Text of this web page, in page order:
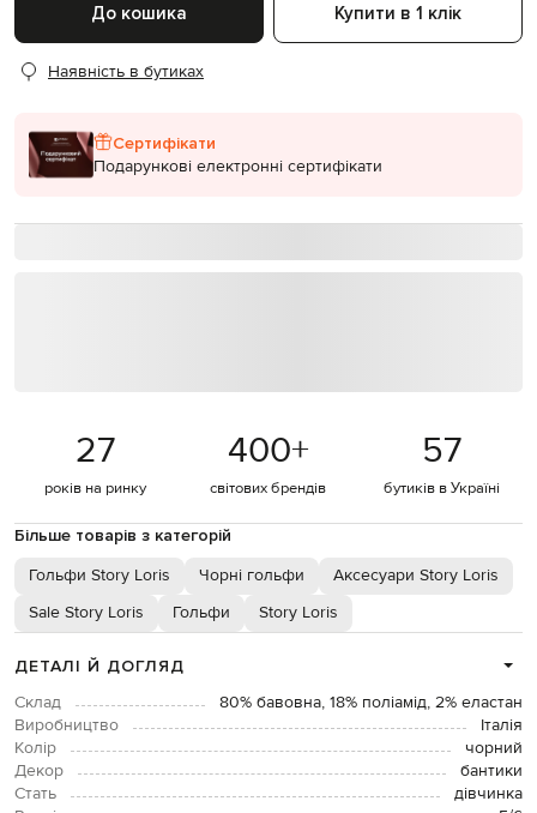
До кошика Купити в 1 клік
Наявність в бутиках
Сертифікати
Подарункові електронні сертифікати
27
років на ринку
400+
світових брендів
57
бутиків в Україні
Більше товарів з категорій
Гольфи Story Loris Чорні гольфи
Аксесуари Story Loris
Sale Story Loris
Гольфи Story Loris
ДЕТАЛІ Й ДОГЛЯД
Склад
80% бавовна, 18% поліамід, 2% еластан
Виробництво
Італія
Колір
чорний
Декор
бантики
Стать
дівчинка